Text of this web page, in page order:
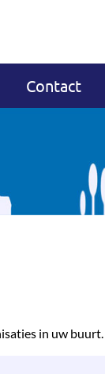
Contact
in uw buurt.